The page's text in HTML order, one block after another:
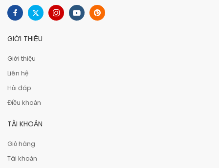
GIỚI THIỆU
Giới thiệu
Liên hệ
Hỏi đáp
Điều khoản
TÀI KHOẢN
Giỏ hàng
Tài khoản